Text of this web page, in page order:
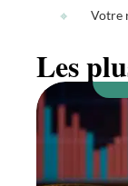
Les